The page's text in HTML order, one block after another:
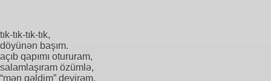
tık-tık-tık-tık,
döyünən başım.
açıb qapımı otururam,
salamlaşıram özümlə,
“mən gəldim” deyirəm.